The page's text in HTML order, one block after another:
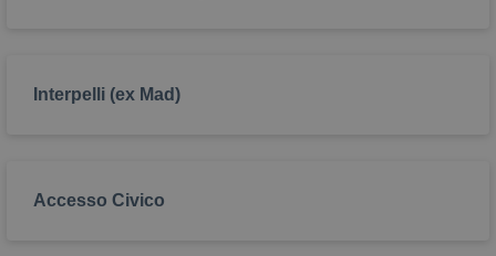
Interpelli (ex Mad)
Accesso Civico